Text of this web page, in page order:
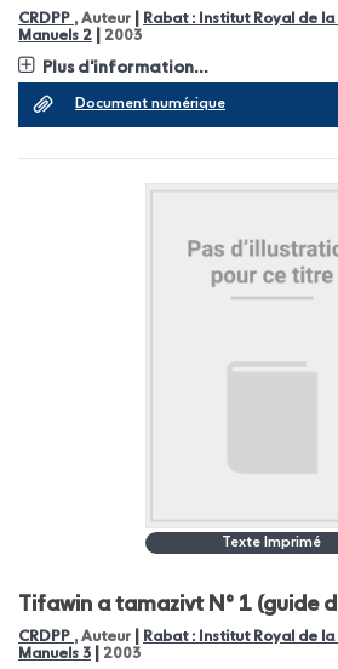
CRDPP , Auteur Rabat : Institut Royal de
Manuels 2 2003
Plus d'information...
Document numérique
Texte Imprimé
Tifawin a tamazivt N° 1 (guide
CRDPP , Auteur Rabat : Institut Royal de
Manuels 3 2003